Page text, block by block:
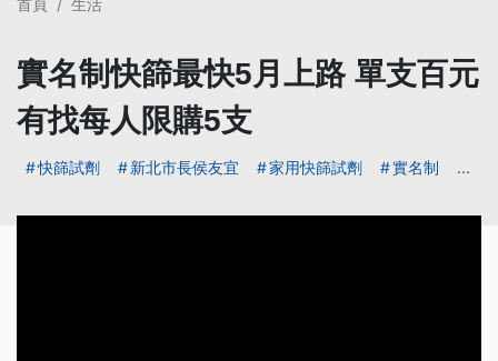
首頁 生活
實名制快篩最快5月上路 單支百元
有找每人限購5支
快篩試劑 新北市長侯友宜 家用快篩試劑 實名制 ...